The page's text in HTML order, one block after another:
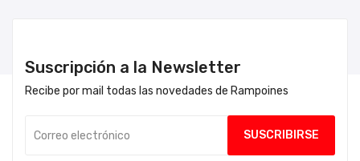
Suscripción a la Newsletter
Recibe por mail todas las novedades de Rampoines